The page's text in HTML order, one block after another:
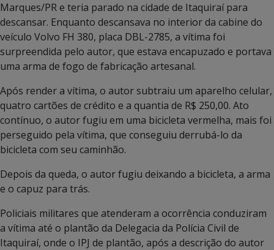
Marques/PR e teria parado na cidade de Itaquiraí para
descansar. Enquanto descansava no interior da cabine do
veículo Volvo FH 380, placa DBL-2785, a vítima foi
surpreendida pelo autor, que estava encapuzado e portava
uma arma de fogo de fabricação artesanal.
Após render a vítima, o autor subtraiu um aparelho celular,
quatro cartões de crédito e a quantia de R$ 250,00. Ato
contínuo, o autor fugiu em uma bicicleta vermelha, mais foi
perseguido pela vítima, que conseguiu derrubá-lo da
bicicleta com seu caminhão.
Depois da queda, o autor fugiu deixando a bicicleta, a arma
e o capuz para trás.
Policiais militares que atenderam a ocorrência conduziram
a vítima até o plantão da Delegacia da Polícia Civil de
Itaquiraí, onde o IPJ de plantão, após a descrição do autor